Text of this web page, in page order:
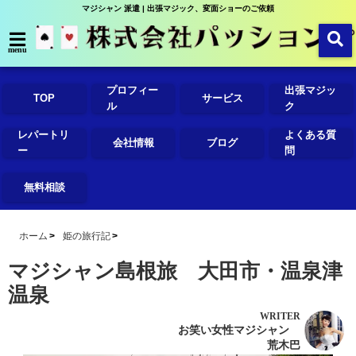
マジシャン 派遣 | 出張マジック、変面ショーのご依頼
menu
TOP
プロフィー
ル
サービス
出張マジッ
ク
レパートリ
ー
会社情報 ブログ
よくある質
問
無料相談
ホーム 姫の旅行記
マジシャン島根旅 大田市・温泉津
温泉
WRITER
お笑い女性マジシャン
荒木巴